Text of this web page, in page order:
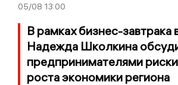
05/08 13:00
В рамках бизнес-завтрака
Надежда Школкина
предпринимателями
роста экономики региона